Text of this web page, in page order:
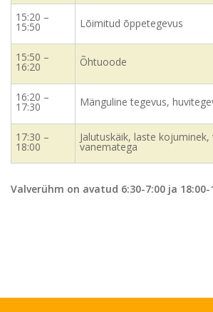
15:20 –
15:50 Lõimitud õppetegevus
15:50 –
16:20 Õhtuoode
16:20 –
17:30 Mänguline tegevus,
17:30 –
18:00
Jalutuskäik, laste kojuminek,
vanematega
Valverühm on avatud 6:30-7:00 ja 18:00-